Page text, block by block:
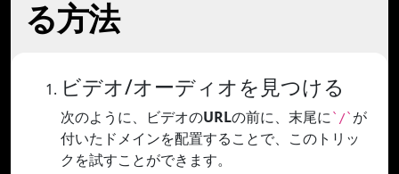
る方法
ビデオ/オーディオを見つける
次のように、ビデオのURLの前に、末尾に `/` が
付いたドメインを配置することで、このトリッ
クを試すことができます。